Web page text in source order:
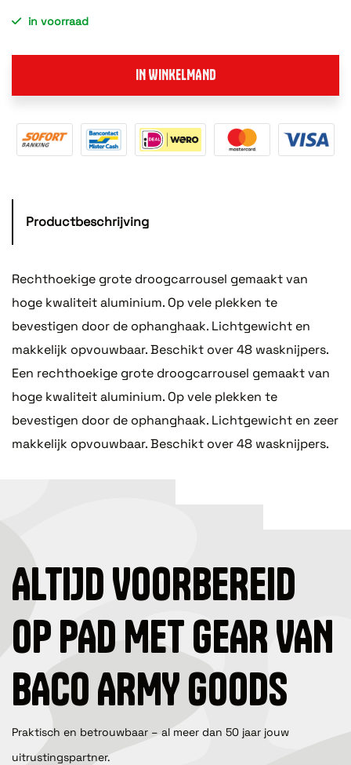
in voorraad
IN WINKELMAND
Productbeschrijving
Rechthoekige grote droogcarrousel gemaakt van
hoge kwaliteit aluminium. Op vele plekken te
bevestigen door de ophanghaak. Lichtgewicht en
makkelijk opvouwbaar. Beschikt over 48 wasknijpers.
Een rechthoekige grote droogcarrousel gemaakt van
hoge kwaliteit aluminium. Op vele plekken te
bevestigen door de ophanghaak. Lichtgewicht en zeer
makkelijk opvouwbaar. Beschikt over 48 wasknijpers.
ALTIJD VOORBEREID
OP PAD MET GEAR VAN
BACO ARMY GOODS
Praktisch en betrouwbaar – al meer dan 50 jaar jouw
uitrustingspartner.